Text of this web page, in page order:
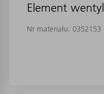
Element
Nr materiału: 0352153